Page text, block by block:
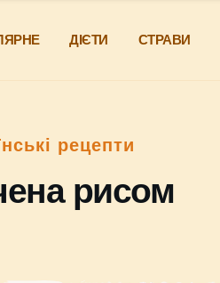
ДІЄТИ СТРАВИ
рецепти
рисом